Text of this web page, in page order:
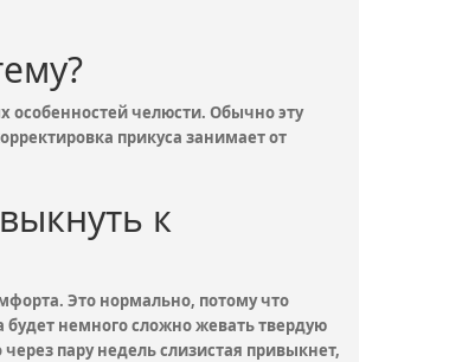
особенностей челюсти. Обычно эту
прикуса занимает от
к
Это нормально, потому что
немного сложно жевать твердую
пару недель слизистая привыкнет,